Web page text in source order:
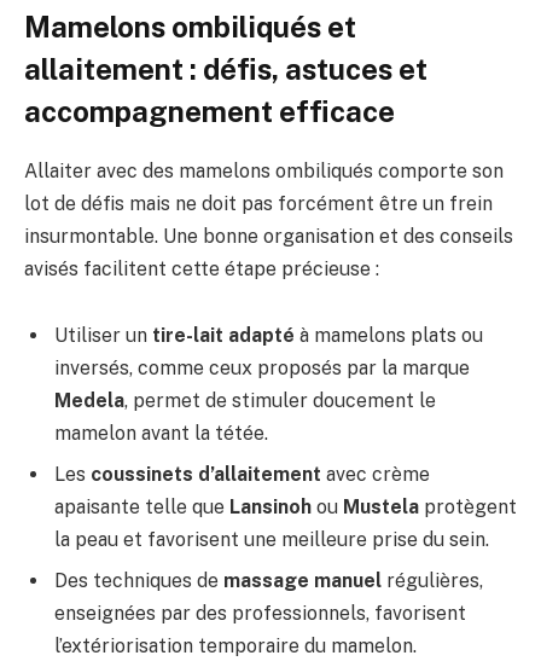
Mamelons ombiliqués et
allaitement : défis, astuces et
accompagnement efficace
Allaiter avec des mamelons ombiliqués comporte son
lot de défis mais ne doit pas forcément être un frein
insurmontable. Une bonne organisation et des conseils
avisés facilitent cette étape précieuse :
Utiliser un tire-lait adapté à mamelons plats ou
inversés, comme ceux proposés par la marque
Medela, permet de stimuler doucement le
mamelon avant la tétée.
Les coussinets d’allaitement avec crème
apaisante telle que Lansinoh ou Mustela protègent
la peau et favorisent une meilleure prise du sein.
Des techniques de massage manuel régulières,
enseignées par des professionnels, favorisent
l’extériorisation temporaire du mamelon.